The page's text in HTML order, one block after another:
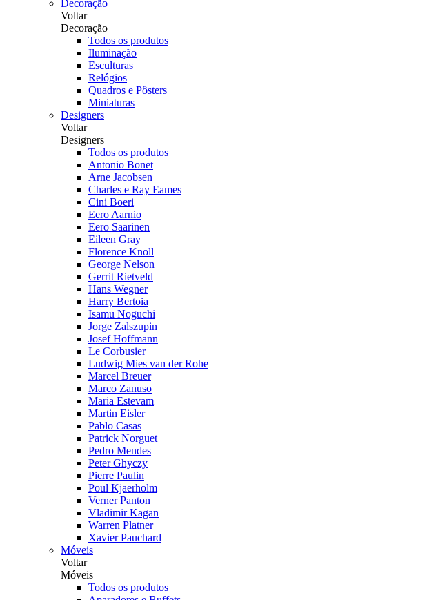
Decoração
Voltar
Decoração
Todos os produtos
Iluminação
Esculturas
Relógios
Quadros e Pôsters
Miniaturas
Designers
Voltar
Designers
Todos os produtos
Antonio Bonet
Arne Jacobsen
Charles e Ray Eames
Cini Boeri
Eero Aarnio
Eero Saarinen
Eileen Gray
Florence Knoll
George Nelson
Gerrit Rietveld
Hans Wegner
Harry Bertoia
Isamu Noguchi
Jorge Zalszupin
Josef Hoffmann
Le Corbusier
Ludwig Mies van der Rohe
Marcel Breuer
Marco Zanuso
Maria Estevam
Martin Eisler
Pablo Casas
Patrick Norguet
Pedro Mendes
Peter Ghyczy
Pierre Paulin
Poul Kjaerholm
Verner Panton
Vladimir Kagan
Warren Platner
Xavier Pauchard
Móveis
Voltar
Móveis
Todos os produtos